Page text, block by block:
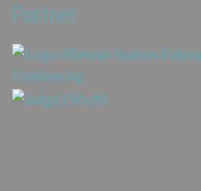
Partner